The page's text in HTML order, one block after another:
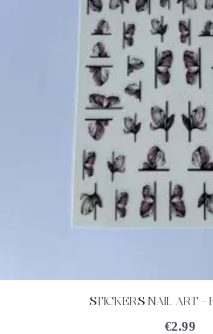
ACHETEZ
STICKERS NAIL ART –
€2.99